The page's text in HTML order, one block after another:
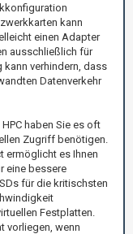
kann
einen Adapter
ausschließlich für
kann verhindern, dass
Datenverkehr
haben Sie es oft
Zugriff benötigen.
ermöglicht es Ihnen
eine bessere
für die kritischsten
Festplatten.
vorliegen, wenn